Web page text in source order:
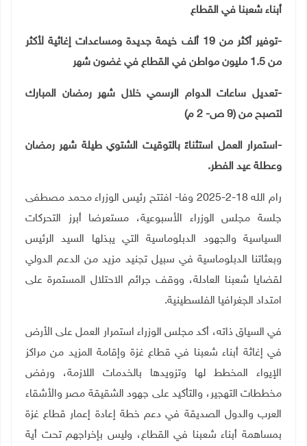
أبناء شعبنا في القطاع
-توفير أكثر من 19 ألف خيمة جديدة ومساعدات إغاثية لأكثر
من 1.5 مليون مواطن في القطاع في غضون شهر
-تعديل ساعات الدوام الرسمي خلال شهر رمضان المبارك
لتصبح من (9 ص- 2 م)
-استمرار العمل استثناءً بالتوقيت الشتوي طيلة شهر رمضان
وعطلة عيد الفطر.
رام الله 18-2-2025 وفا- افتتح رئيس الوزراء محمد مصطفى
جلسة مجلس الوزراء الأسبوعية، مستعرضا أبرز التحركات
السياسية والجهود الدبلوماسية التي يبذلها السيد الرئيس
وبعثاتنا الدبلوماسية في سبيل تجنيد مزيد من الدعم الدولي
لقضايا شعبنا العادلة، ووقف جرائم الاحتلال المستمرة على
امتداد الجغرافيا الفلسطينية.
في السياق ذاته، أكد مجلس الوزراء استمرار العمل على الأرض
في إغاثة أبناء شعبنا في قطاع غزة وإقامة المزيد من مراكز
الإيواء المخطط لها وتزويدها بالخدمات اللازمة، ورفض
مخططات التهجير، والتأكيد على جهود الشقيقة مصر والأشقاء
العرب والدول الصديقة في دعم خطة إعادة إعمار قطاع غزة
بمساهمة أبناء شعبنا في القطاع، وليس بإخراجهم تحت أية